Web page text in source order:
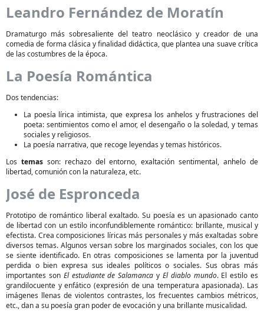
Leandro Fernández de Moratín
Dramaturgo más sobresaliente del teatro neoclásico y creador de una
comedia de forma clásica y finalidad didáctica, que plantea una suave crítica
de las costumbres de la época.
La Poesía Romántica
Dos tendencias:
La poesía lírica intimista, que expresa los anhelos y frustraciones del
poeta: sentimientos como el amor, el desengaño o la soledad, y temas
sociales y religiosos.
La poesía narrativa, que recoge leyendas y temas históricos.
Los temasson: rechazo del entorno, exaltación sentimental, anhelo de
libertad, comunión con la naturaleza, etc.
José de Espronceda
Prototipo de romántico liberal exaltado. Su poesía es un apasionado canto
de libertad con un estilo inconfundiblemente romántico: brillante, musical y
efectista. Crea composiciones líricas más personales y más exaltadas sobre
diversos temas. Algunos versan sobre los marginados sociales, con los que
se siente identificado. En otras composiciones se lamenta por la juventud
perdida o bien expresa sus ideales políticos o sociales. Sus obras más
importantes son El estudiante de Salamanca y El diablo mundo. El estilo es
grandilocuente y enfático (expresión de una temperatura apasionada). Las
imágenes llenas de violentos contrastes, los frecuentes cambios métricos,
etc., dan a su poesía gran poder de evocación y una brillante musicalidad.